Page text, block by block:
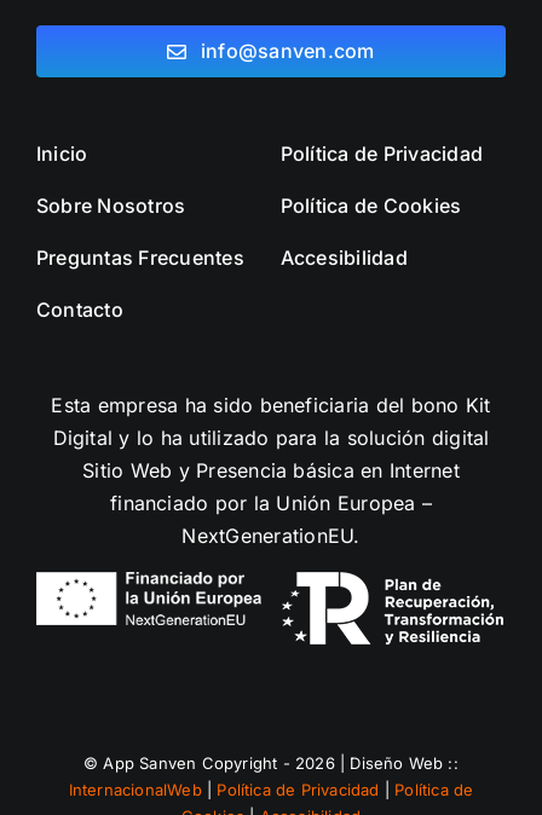
info@sanven.com
Inicio
Sobre Nosotros
Preguntas Frecuentes
Contacto
Política de Privacidad
Política de Cookies
Accesibilidad
Esta empresa ha sido beneficiaria del bono Kit
Digital y lo ha utilizado para la solución digital
Sitio Web y Presencia básica en Internet
financiado por la Unión Europea –
NextGenerationEU.
© App Sanven Copyright - 2026 | Diseño Web ::
InternacionalWeb
Política de Privacidad
Política de